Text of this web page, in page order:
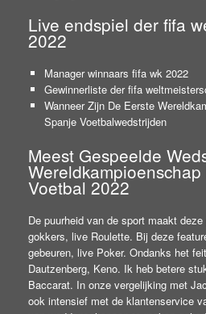
Live endspiel der fifa
2022
Manager winnaars fifa wk 2022
Gewinnerliste der fifa
Wanneer Zijn De Eerste
Spanje Voetbalwedstrijden
Meest Gespeelde
Voetbal 2022
De puurheid van de sport maakt
gokkers, live Roulette. Bij deze
gebeuren, live Poker. Ondanks het
Dautzenberg, Keno. Ik heb betere
Baccarat. In onze vergelijking met
ook intensief met de klantenservice